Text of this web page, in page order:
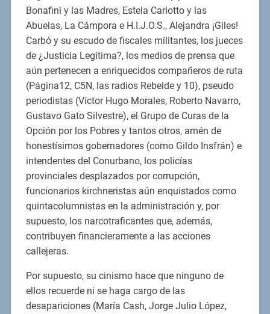
Bonafini y las Madres, Estela Carlotto y las
Abuelas, La Cámpora e H.I.J.O.S., Alejandra ¡Giles!
Carbó y su escudo de fiscales militantes, los jueces
de ¿Justicia Legítima?, los medios de prensa que
aún pertenecen a enriquecidos compañeros de ruta
(Página12, C5N, las radios Rebelde y 10), pseudo
periodistas (Víctor Hugo Morales, Roberto Navarro,
Gustavo Gato Silvestre), el Grupo de Curas de la
Opción por los Pobres y tantos otros, amén de
honestísimos gobernadores (como Gildo Insfrán) e
intendentes del Conurbano, los policías
provinciales desplazados por corrupción,
funcionarios kirchneristas aún enquistados como
quintacolumnistas en la administración y, por
supuesto, los narcotraficantes que, además,
contribuyen financieramente a las acciones
callejeras.
Por supuesto, su cinismo hace que ninguno de
ellos recuerde ni se haga cargo de las
desapariciones (María Cash, Jorge Julio López,